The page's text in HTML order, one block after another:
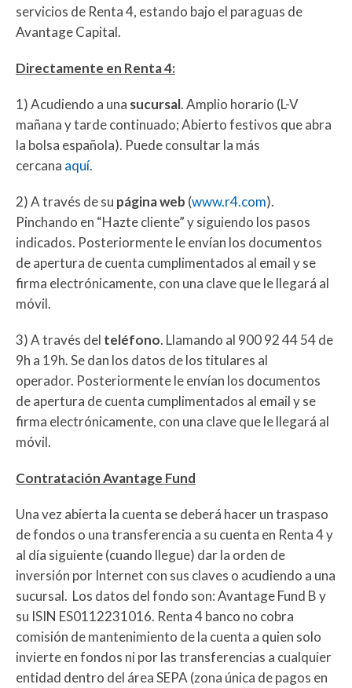
servicios de Renta 4, estando bajo el paraguas de
Avantage Capital.
Directamente en Renta 4:
1) Acudiendo a una sucursal. Amplio horario (L-V
mañana y tarde continuado; Abierto festivos que abra
la bolsa española). Puede consultar la más
cercana aquí.
2) A través de su página web (www.r4.com).
Pinchando en “Hazte cliente” y siguiendo los pasos
indicados. Posteriormente le envían los documentos
de apertura de cuenta cumplimentados al email y se
firma electrónicamente, con una clave que le llegará al
móvil.
3) A través del teléfono. Llamando al 900 92 44 54 de
9h a 19h. Se dan los datos de los titulares al
operador. Posteriormente le envían los documentos
de apertura de cuenta cumplimentados al email y se
firma electrónicamente, con una clave que le llegará al
móvil.
Contratación Avantage Fund
Una vez abierta la cuenta se deberá hacer un traspaso
de fondos o una transferencia a su cuenta en Renta 4 y
al día siguiente (cuando llegue) dar la orden de
inversión por Internet con sus claves o acudiendo a una
sucursal. Los datos del fondo son: Avantage Fund B y
su ISIN ES0112231016. Renta 4 banco no cobra
comisión de mantenimiento de la cuenta a quien solo
invierte en fondos ni por las transferencias a cualquier
entidad dentro del área SEPA (zona única de pagos en